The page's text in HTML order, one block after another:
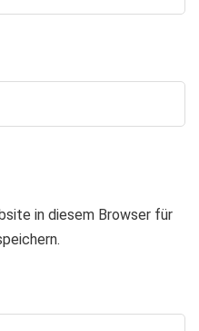
in diesem Browser für